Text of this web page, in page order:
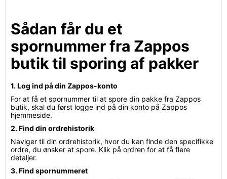
Sådan får du et
spornummer fra Zappos
butik til sporing af pakker
1. Log ind på din Zappos-konto
For at få et spornummer til at spore din pakke fra Zappos
butik, skal du først logge ind på din konto på Zappos
hjemmeside.
2. Find din ordrehistorik
Naviger til din ordrehistorik, hvor du kan finde den specifikke
ordre, du ønsker at spore. Klik på ordren for at få flere
detaljer.
3. Find spornummeret